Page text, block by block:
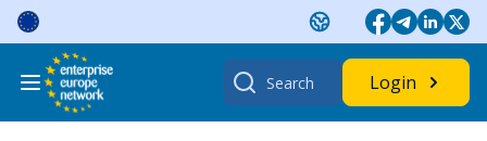
Skip
content
Search
for:
Login